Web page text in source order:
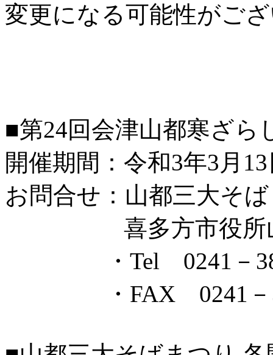
変更になる可能性がご
■第24回会津山都寒ざら
開催期間：令和3年3月
お問合せ：山都三大そ
喜多方市役所山都
・Tel 0241－38
・FAX 0241－38